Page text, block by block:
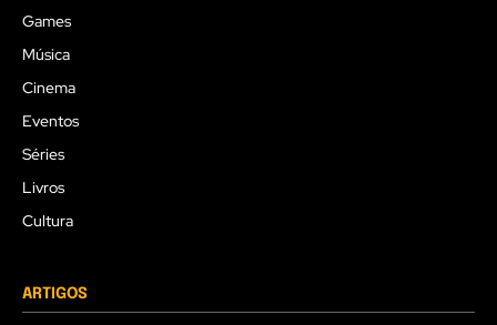
Games
Música
Cinema
Eventos
Séries
Livros
Cultura
ARTIGOS